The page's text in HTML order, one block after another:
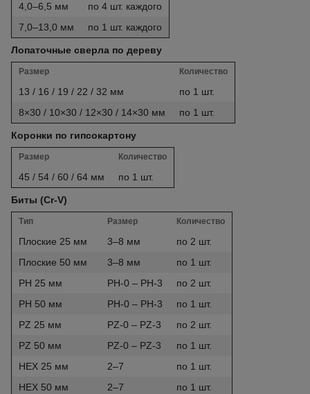
4,0–6,5 мм
по 4 шт. каждого
7,0–13,0 мм
по 1 шт. каждого
Лопаточные сверла по дереву
Размер Количество
13 / 16 / 19 / 22 / 32 мм
по 1 шт.
8×30 / 10×30 / 12×30 / 14×30 мм
по 1 шт.
Коронки по гипсокартону
Размер Количество
45 / 54 / 60 / 64 мм по 1 шт.
Биты (Cr-V)
Тип Размер Количество
Плоские 25 мм 3–8 мм
по 2 шт.
Плоские 50 мм
3–8 мм
по 1 шт.
PH 25 мм
PH-0 – PH-3
по 2 шт.
PH 50 мм
PH-0 – PH-3
по 1 шт.
PZ 25 мм
PZ-0 – PZ-3
по 2 шт.
PZ 50 мм
PZ-0 – PZ-3
по 1 шт.
HEX 25 мм
2–7
по 1 шт.
HEX 50 мм
2–7
по 1 шт.